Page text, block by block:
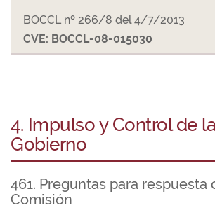
BOCCL nº 266/8 del 4/7/2013
CVE: BOCCL-08-015030
4. Impulso y Control de
Gobierno
461. Preguntas para respuesta
Comisión